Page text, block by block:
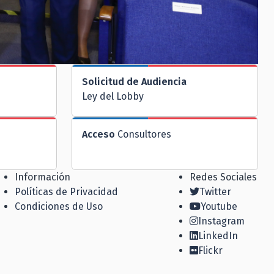
Solicitud de Audiencia
Ley del Lobby
Acceso Consultores
Información
Políticas de Privacidad
Condiciones de Uso
Redes Sociales
Twitter
Youtube
Instagram
LinkedIn
Flickr